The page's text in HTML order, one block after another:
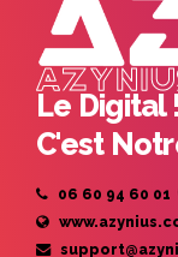
Le Digital !
C'est
06 60 94 60 01